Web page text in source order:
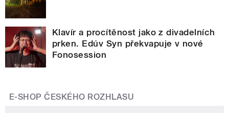
Klavír a procítěnost jako z divadelních
prken. Edúv Syn překvapuje v nové
Fonosession
E-SHOP ČESKÉHO ROZHLASU